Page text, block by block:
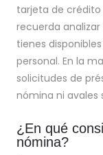
tarjeta de crédito
recuerda
tienes
personal. En la
solicitudes de
nómina ni avales
¿En qué
nómina?